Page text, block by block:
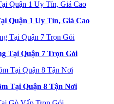
Quận 1 Uy Tín, Giá Cao
Tại Quận 7 Trọn Gói
Tại Quận 8 Tận Nơi